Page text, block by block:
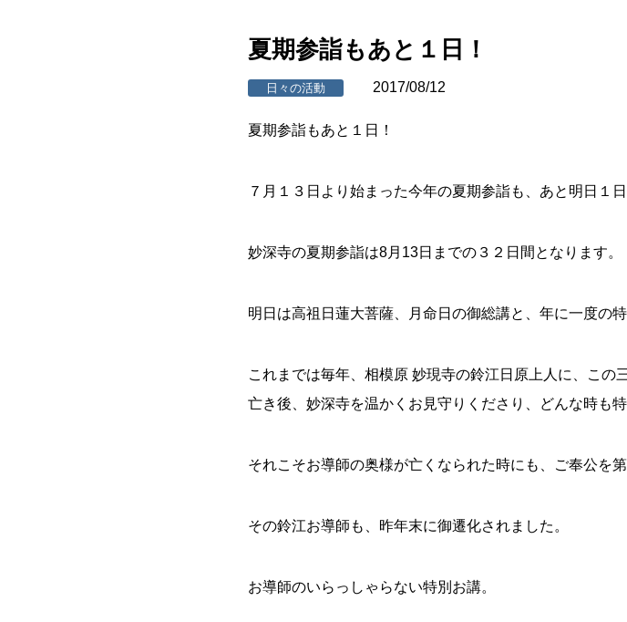
夏期参詣もあと１日！
日々の活動 2017/08/12
夏期参詣もあと１日！
７月１３日より始まった今年の夏期参詣も、あと明日１
妙深寺の夏期参詣は8月13日までの３２日間となります。
明日は高祖日蓮大菩薩、月命日の御総講と、年に一度の
これまでは毎年、相模原 妙現寺の鈴江日原上人に、こ
亡き後、妙深寺を温かくお見守りくださり、どんな時も
それこそお導師の奥様が亡くなられた時にも、ご奉公を
その鈴江お導師も、昨年末に御遷化されました。
お導師のいらっしゃらない特別お講。